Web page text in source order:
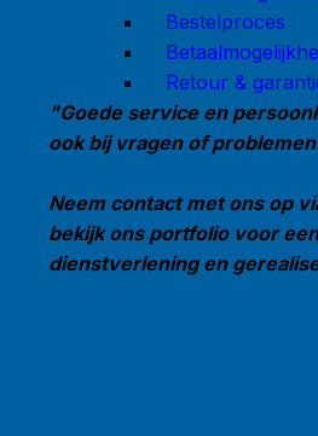
Bestelproces
Retour &
"Goede service en
ook bij vragen of
Neem contact met ons op
bekijk ons portfolio voor
dienstverlening en